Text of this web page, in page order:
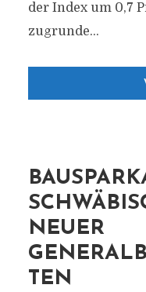
der Index um 0,7
zugrunde...
NEUER
TEN